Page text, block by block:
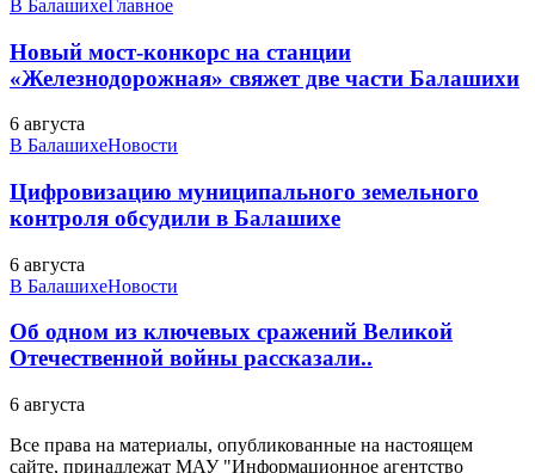
В БалашихеГлавное
Новый мост-конкорс на станции
«Железнодорожная» свяжет две части Балашихи
6 августа
В БалашихеНовости
Цифровизацию муниципального земельного
контроля обсудили в Балашихе
6 августа
В БалашихеНовости
Об одном из ключевых сражений Великой
Отечественной войны рассказали..
6 августа
Все права на материалы, опубликованные на настоящем
сайте, принадлежат МАУ "Информационное агентство